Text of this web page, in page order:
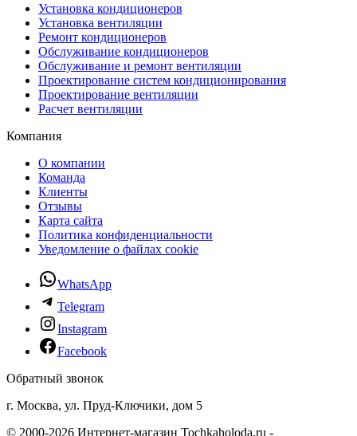
Установка кондиционеров
Установка вентиляции
Ремонт кондиционеров
Обслуживание кондиционеров
Обслуживание и ремонт вентиляции
Проектирование систем кондиционирования
Проектирование вентиляции
Расчет вентиляции
Компания
О компании
Команда
Клиенты
Отзывы
Карта сайта
Политика конфиденциальности
Уведомление о файлах cookie
WhatsApp
Telegram
Instagram
Facebook
Обратный звонок
г. Москва, ул. Пруд-Ключики, дом 5
© 2000-2026 Интернет-магазин Tochkaholoda.ru -